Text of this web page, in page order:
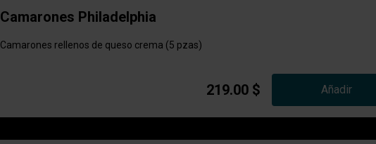
Camarones Philadelphia
Camarones rellenos de queso crema (5 pzas)
219.00 $ Añadir